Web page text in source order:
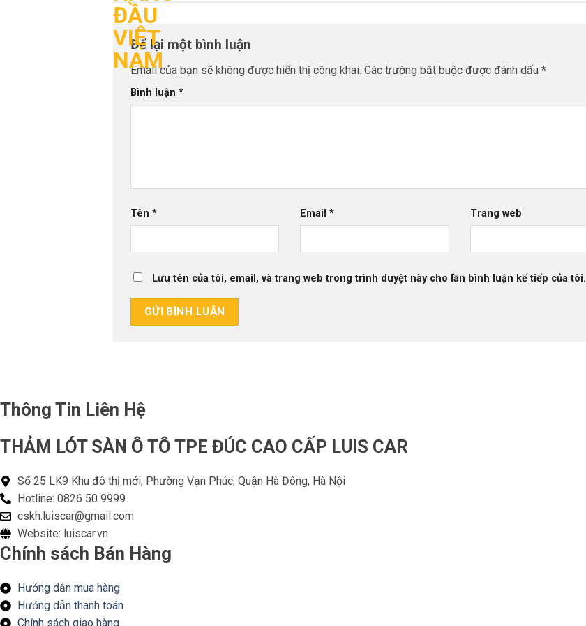
Để lại một bình luận
Email của bạn sẽ không được hiển thị công khai. Các trường bắt buộc được đánh dấu *
Bình luận *
Tên * Email* Trang web
Lưu tên của tôi, email, và trang web trong trình duyệt này cho lần bình luận kế tiếp của tôi.
Thông Tin Liên Hệ
THẢM LÓT SÀN Ô TÔ TPE ĐÚC CAO CẤP LUIS CAR
Số 25 LK9 Khu đô thị mới, Phường Vạn Phúc, Quận Hà Đông, Hà Nội
Hotline: 0826 50 9999
cskh.luiscar@gmail.com
Website: luiscar.vn
Chính sách Bán Hàng
Hướng dẫn mua hàng
Hướng dẫn thanh toán
Chính sách giao hàng